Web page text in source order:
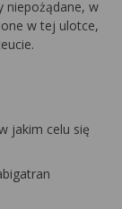
niepożądane, w
w tej ulotce,
jakim celu się